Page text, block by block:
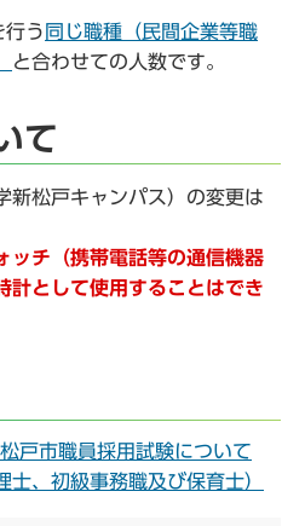
行う 同じ職種（民間企業等職
と合わせての人数です。
て
新松戸キャンパス）の変更は
ッチ（携帯電話等の通信機器
計として使用することはでき
戸市職員採用試験について
士、初級事務職及び保育士）